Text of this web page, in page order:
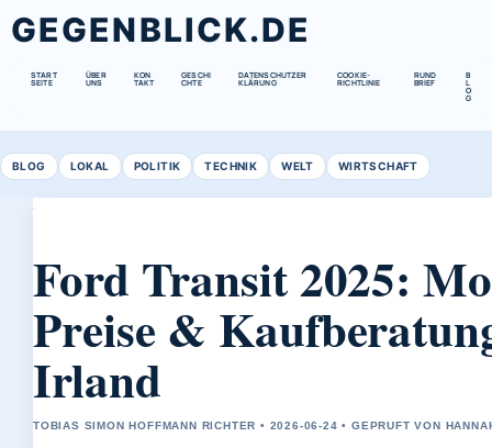
GEGENBLICK.DE
START
SEITE
ÜBER
UNS
KON
TAKT
GESCHI
CHTE
DATENSCHUTZER
KLÄRUNG
COOKIE-
RICHTLINIE
RUND
BRIEF
B
L
O
G
BLOG LOKAL POLITIK TECHNIK WELT WIRTSCHAFT
Ford Transit 2025:
Preise &
Irland
TOBIAS SIMON HOFFMANN RICHTER • 2026-06-24 • GEPRUFT VON